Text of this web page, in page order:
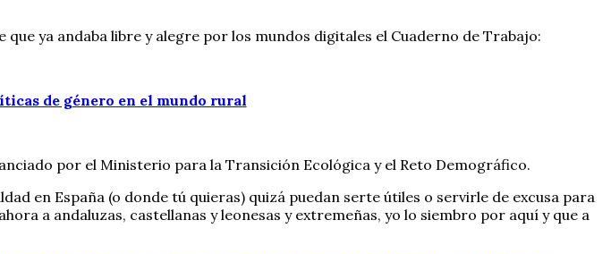
ya andaba libre y alegre por los mundos digitales el Cuaderno de Trabajo:
de género en el mundo rural
por el Ministerio para la Transición Ecológica y el Reto Demográfico.
en España (o donde tú quieras) quizá puedan serte útiles o servirle de excusa para
a andaluzas, castellanas y leonesas y extremeñas, yo lo siembro por aquí y que a